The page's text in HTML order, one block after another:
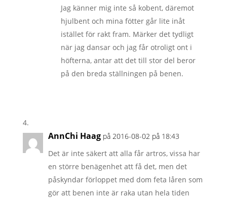
Jag känner mig inte så kobent, däremot
hjulbent och mina fötter går lite inåt
istället för rakt fram. Märker det tydligt
när jag dansar och jag får otroligt ont i
höfterna, antar att det till stor del beror
på den breda ställningen på benen.
AnnChi Haag på 2016-08-02 på 18:43
Det är inte säkert att alla får artros, vissa har
en större benägenhet att få det, men det
påskyndar förloppet med dom feta låren som
gör att benen inte är raka utan hela tiden